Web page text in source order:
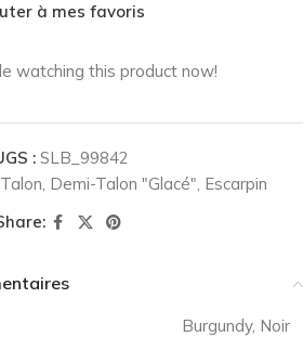
à mes favoris
watching this product now!
: SLB_99842
Demi-Talon "Glacé" Escarpin
Burgundy, Noir